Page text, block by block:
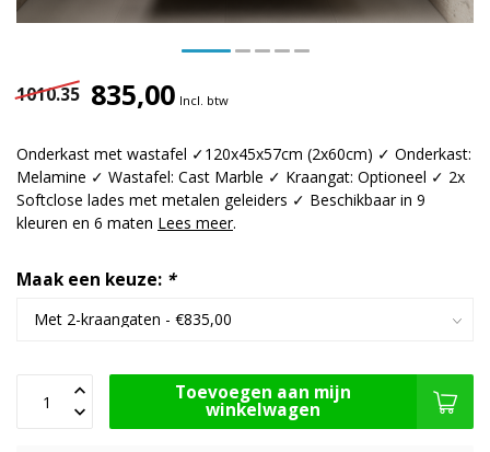
1010.35 835,00 Incl. btw
Onderkast met wastafel ✓120x45x57cm (2x60cm) ✓ Onderkast:
Melamine ✓ Wastafel: Cast Marble ✓ Kraangat: Optioneel ✓ 2x
Softclose lades met metalen geleiders ✓ Beschikbaar in 9
kleuren en 6 maten Lees meer.
Maak een keuze: *
Toevoegen aan mijn
winkelwagen